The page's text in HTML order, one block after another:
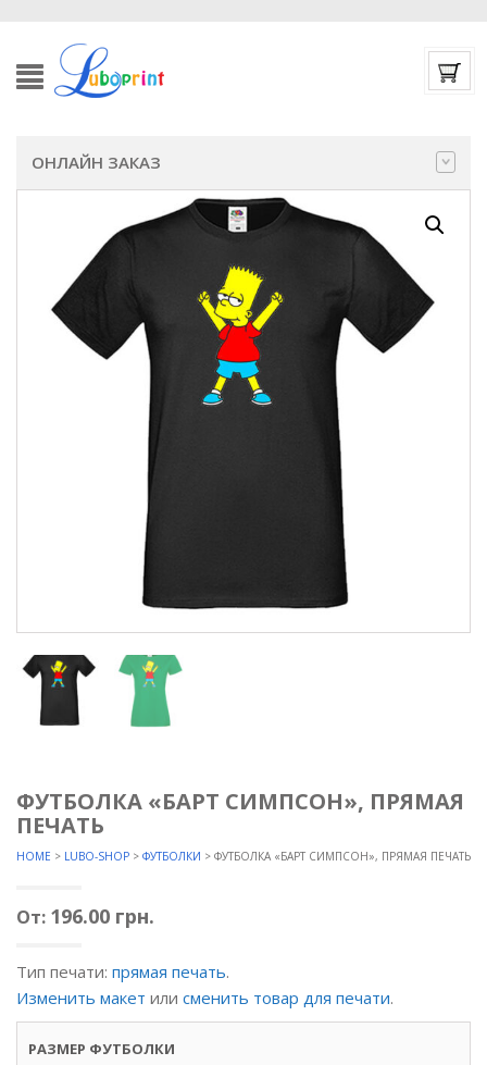
ОНЛАЙН ЗАКАЗ
ФУТБОЛКА «БАРТ СИМПСОН», ПРЯМАЯ
ПЕЧАТЬ
HOME > LUBO-SHOP > ФУТБОЛКИ > ФУТБОЛКА «БАРТ СИМПСОН», ПРЯМАЯ ПЕЧАТЬ
От: 196.00 грн.
Тип печати: прямая печать.
Изменить макет или сменить товар для печати.
РАЗМЕР ФУТБОЛКИ